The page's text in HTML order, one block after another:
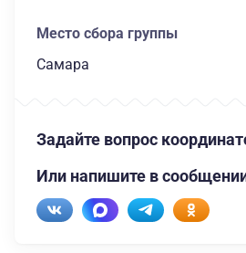
Место сбора группы
Самара
Задайте вопрос
Или напишите в